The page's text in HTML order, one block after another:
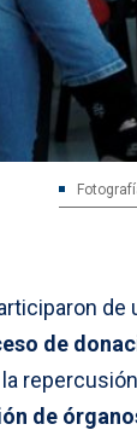
de
de
de